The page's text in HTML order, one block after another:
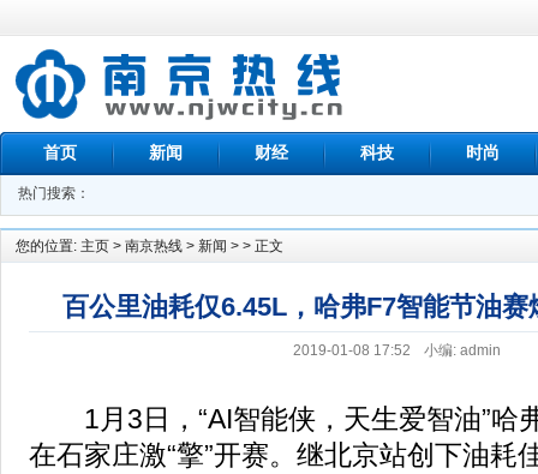
首页 新闻 财经 科技 时尚
热门搜索：
您的位置: 主页 > 南京热线 > 新闻 > > 正文
百公里油耗仅6.45L，哈弗F7智能节油赛
2019-01-08 17:52 小编: admin
1月3日，“AI智能侠，天生爱智油”哈
在石家庄激“擎”开赛。继北京站创下油耗